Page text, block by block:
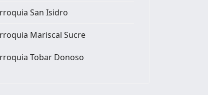
San Isidro
Mariscal Sucre
Tobar Donoso